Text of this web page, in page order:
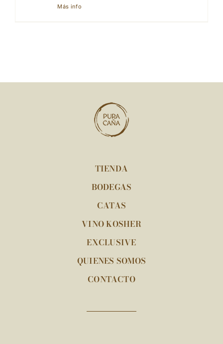
Más info
TIENDA
BODEGAS
CATAS
VINO KOSHER
EXCLUSIVE
QUIENES SOMOS
CONTACTO